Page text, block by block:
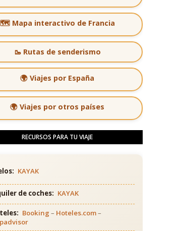
🗺️ Mapa interactivo de Francia
🥾 Rutas de senderismo
🌍 Viajes por España
🌍 Viajes por otros países
RECURSOS PARA TU VIAJE
KAYAK
de coches: KAYAK
Booking – Hoteles.com–